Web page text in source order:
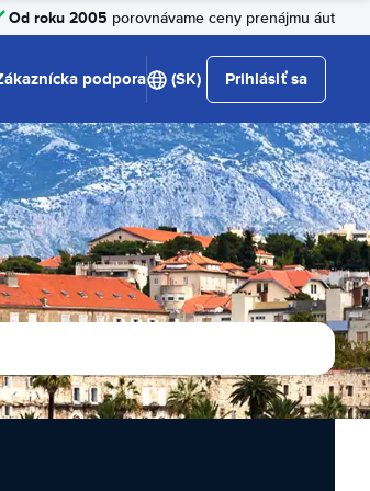
Od roku 2005 porovnávame ceny prenájmu áut
podpora (SK) Prihlásiť sa